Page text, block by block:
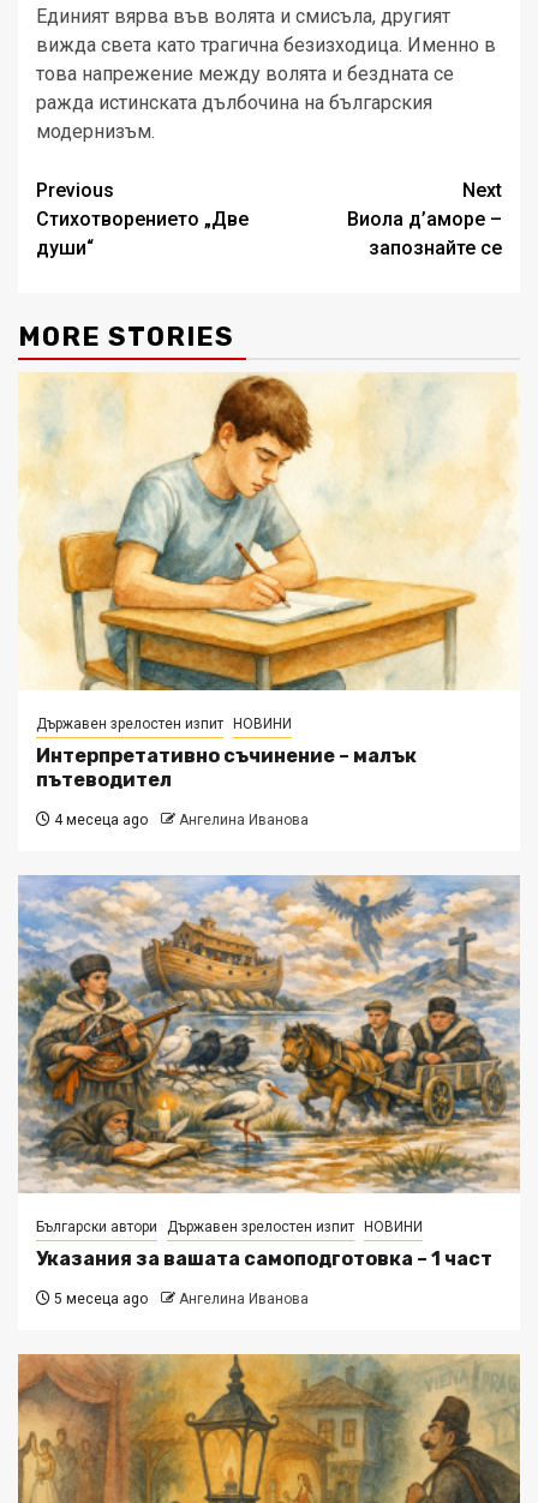
Единият вярва във волята и смисъла, другият
вижда света като трагична безизходица. Именно в
това напрежение между волята и бездната се
ражда истинската дълбочина на българския
модернизъм.
Post
navigation
Previous
Стихотворението „Две
души“
Next
Виола д’аморе –
запознайте се
MORE STORIES
Държавен зрелостен изпит НОВИНИ
Интерпретативно съчинение – малък
пътеводител
4 месеца ago Ангелина Иванова
Български автори Държавен зрелостен изпит НОВИНИ
Указания за вашата самоподготовка – 1 част
5 месеца ago Ангелина Иванова